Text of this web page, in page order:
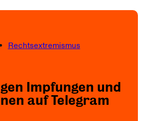
Rechtsextremismus
Impfungen und
auf Telegram
Internet is
World is
Necessary